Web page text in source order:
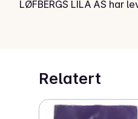
LØFBERGS LILA AS har
Relatert